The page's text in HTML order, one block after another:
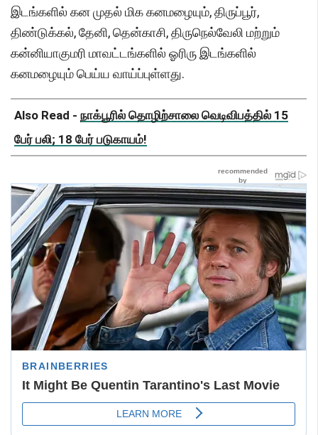
இடங்களில் கன முதல் மிக கனமழையும், திருப்பூர்,
திண்டுக்கல், தேனி, தென்காசி, திருநெல்வேலி மற்றும்
கன்னியாகுமரி மாவட்டங்களில் ஓரிரு இடங்களில்
கனமழையும் பெய்ய வாய்ப்புள்ளது.
Also Read - நாக்பூரில் தொழிற்சாலை வெடிவிபத்தில் 15
பேர் பலி; 18 பேர் படுகாயம்!